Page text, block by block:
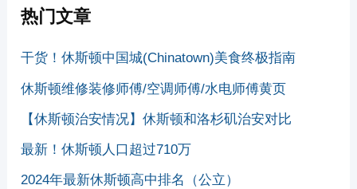
热门文章
干货！休斯顿中国城(Chinatown)美食终极指南
休斯顿维修装修师傅/空调师傅/水电师傅黄页
【休斯顿治安情况】休斯顿和洛杉矶治安对比
最新！休斯顿人口超过710万
2024年最新休斯顿高中排名（公立）